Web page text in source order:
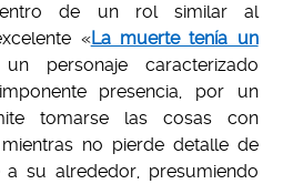
de un rol similar al
«La muerte tenía un
personaje caracterizado
presencia, por un
tomarse las cosas con
no pierde detalle de
su alrededor, presumiendo